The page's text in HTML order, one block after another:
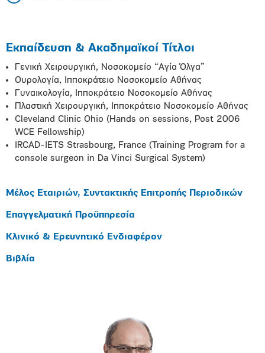
Εκπαίδευση & Ακαδημαϊκοί Τίτλοι
Γενική Χειρουργική, Νοσοκομείο “Αγία Όλγα”
Ουρολογία, Ιπποκράτειο Νοσοκομείο Αθήνας
Γυναικολογία, Ιπποκράτειο Νοσοκομείο Αθήνας
Πλαστική Χειρουργική, Ιπποκράτειο Νοσοκομείο Αθήνας
Cleveland Clinic Ohio (Hands on sessions, Post 2006
WCE Fellowship)
IRCAD-IETS Strasbourg, France (Training Program for a
console surgeon in Da Vinci Surgical System)
Μέλος Εταιριών, Συντακτικής Επιτροπής Περιοδικών
Επαγγελματική Προϋπηρεσία
Κλινικό & Ερευνητικό Ενδιαφέρον
Βιβλία